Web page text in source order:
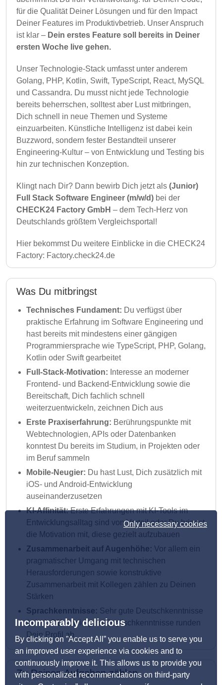
Only necessary cookies
Incomparably delicious
By clicking on ”Accept All” you enable us to serve you
an improved user experience via cookies and to
continuously improve it. This allows us to provide you
with personalized recommendations on third-party
für die Qualität Deiner Lösungen und für den Impact
Deiner Features im Produktivbetrieb. Unser Anspruch
ist klar – Dein erstes Feature soll bereits in Deiner
ersten Woche live gehen.
Unser Technologie-Stack umfasst unter anderem
Golang, PHP, Kotlin, Swift, TypeScript, React, MySQL
und Cassandra. Du musst nicht jede Technologie
bereits beherrschen, solltest aber Lust mitbringen,
Dich schnell in neue Themen und Systeme
einzuarbeiten. Künstliche Intelligenz ist dabei kein
Buzzword, sondern fester Bestandteil unserer
Engineering-Kultur – von Entwicklung und Testing bis
hin zur technischen Konzeption.
Klingt nach Dir? Dann bewirb Dich jetzt als (Junior)
Full Stack Software Engineer (m/w/d) bei der
CHECK24 Factory GmbH – dem Tech-Herz von
Deutschlands größtem Vergleichsportal!
Hier bekommst Du weitere Einblicke in die CHECK24
Factory: Factory.check24.de
Was Du mitbringst
Technisches Fundament: Du verfügst über
praktische Erfahrung im Software Engineering und
hast bereits mit mindestens einer gängigen
Programmiersprache wie TypeScript, PHP, Golang,
Kotlin oder Swift gearbeitet
Full-Stack-Motivation: Interesse an moderner
Frontend- und Backend-Entwicklung sowie die
Bereitschaft, Dich fachlich schnell
weiterzuentwickeln, zeichnen Dich aus
Erste Praxiserfahrung: Berührungspunkte mit
Webtechnologien, APIs oder Datenbanken
konntest Du bereits im Studium, in Projekten oder
im Beruf sammeln
Mobile-Neugier: Du hast Lust, Dich zusätzlich mit
iOS- und Android-Entwicklung
auseinanderzusetzen
KI-Affinität:Erste Erfahrungen mit KI-Tools im
Entwicklungsalltag sind von Vorteil oder Du bringst
die Motivation mit, diese gezielt aufzubauen
Zusammenarbeit auf Augenhöhe: Vor allem ein
pragmatischer Umgang mit technischen
Herausforderungen sowie konstruktive
Zusammenarbeit mit Kollegen zählen zu Deinen
Stärken
Sprachkenntnisse: Sehr gute Deutschkenntnisse
(mind. C1) sowie gute Englischkenntnisse runden
Dein Profil ab
Zu Deinen Aufgaben zählen